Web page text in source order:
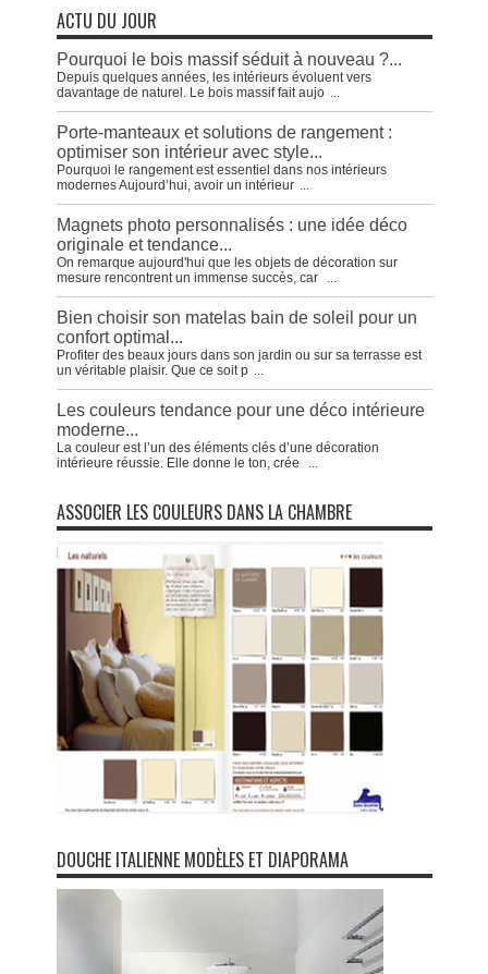
ACTU DU JOUR
Pourquoi le bois massif séduit à nouveau ?...
Depuis quelques années, les intérieurs évoluent vers
davantage de naturel. Le bois massif fait aujo ...
Porte-manteaux et solutions de rangement :
optimiser son intérieur avec style...
Pourquoi le rangement est essentiel dans nos intérieurs
modernes Aujourd’hui, avoir un intérieur ...
Magnets photo personnalisés : une idée déco
originale et tendance...
On remarque aujourd'hui que les objets de décoration sur
mesure rencontrent un immense succès, car
...
Bien choisir son matelas bain de soleil pour un
confort optimal...
Profiter des beaux jours dans son jardin ou sur sa terrasse est
un véritable plaisir. Que ce soit p ...
Les couleurs tendance pour une déco intérieure
moderne...
La couleur est l’un des éléments clés d’une décoration
intérieure réussie. Elle donne le ton, crée
...
ASSOCIER LES COULEURS DANS LA CHAMBRE
DOUCHE ITALIENNE MODÈLES ET DIAPORAMA